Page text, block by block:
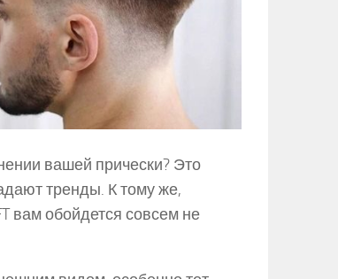
вашей прически? Это
тренды. К тому же,
вам обойдется совсем не